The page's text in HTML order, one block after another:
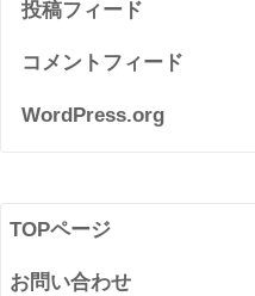
投稿フィード
コメントフィード
WordPress.org
TOPページ
お問い合わせ